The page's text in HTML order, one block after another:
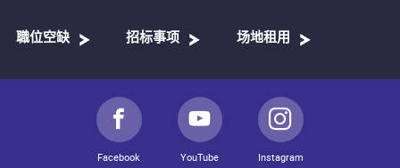
職位空缺 招标事项 场地租用
Facebook YouTube Instagram